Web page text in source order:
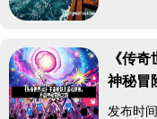
《传
神秘冒
发布时